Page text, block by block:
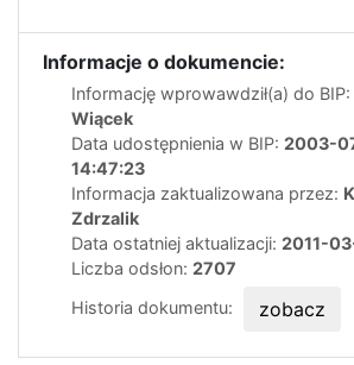
Informacje o dokumencie:
Informację wprowawdził(a) do BIP:
Wiącek
Data udostępnienia w BIP: 2003-
14:47:23
Informacja zaktualizowana przez:
Zdrzalik
Data ostatniej aktualizacji: 2011-
Liczba odsłon: 2707
Historia dokumentu:
zobacz